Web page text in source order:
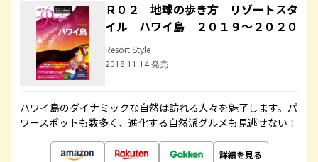
Ｒ０２ 地球の歩き方 リゾートスタ
イル ハワイ島 ２０１９～２０２０
Resort Style
2018.11.14 発売
ハワイ島のダイナミックな自然は訪れる人々を魅了します。パ
ワースポットも数多く、進化する自然派グルメも見逃せない！
詳細を見る